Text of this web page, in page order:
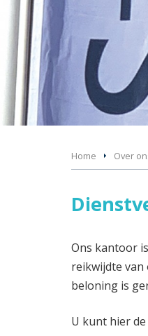
Home Over
Ons kantoor
reikwijdte van
beloning is
U kunt hier